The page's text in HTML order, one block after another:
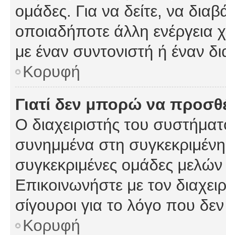
ομάδες. Για να δείτε, να
οποιαδήποτε άλλη ενέργεια
με έναν συντονιστή ή έναν
Κορυφή
Γιατί δεν μπορώ να
Ο διαχειριστής του
συνημμένα στη
συγκεκριμένες ομάδες
Επικοινωνήστε με τον
σίγουροι για το λόγο που
Κορυφή